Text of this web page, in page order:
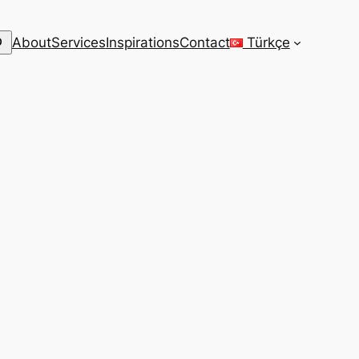
AboutServicesInspirationsContact Türkçe